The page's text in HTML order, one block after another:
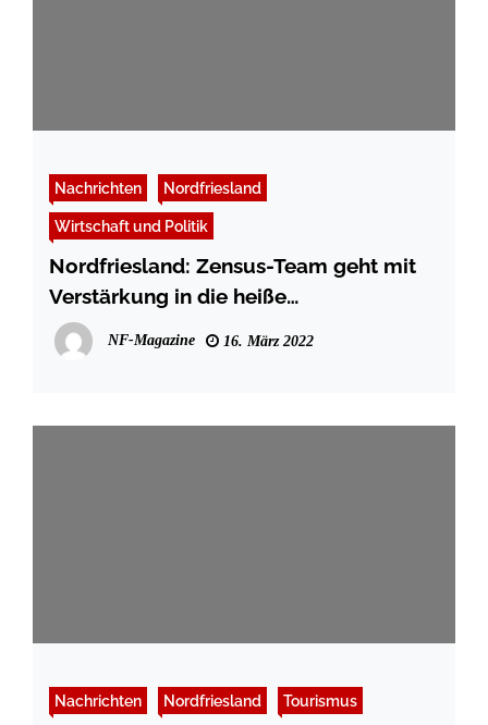
Nachrichten Nordfriesland
Wirtschaft und Politik
Nordfriesland: Zensus-Team geht mit
Verstärkung in die heiße
Organisationsphase
NF-Magazine 16. März 2022
Nachrichten Nordfriesland Tourismus